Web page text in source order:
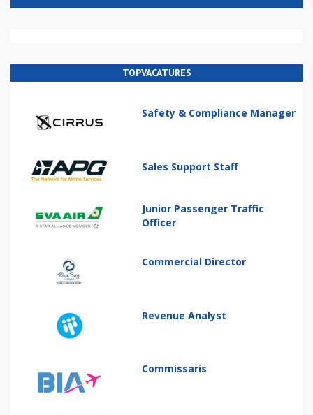
TOPVACATURES
Safety & Compliance Manager
Sales Support Staff
Junior Passenger Traffic
Officer
Commercial Director
Revenue Analyst
Commissaris